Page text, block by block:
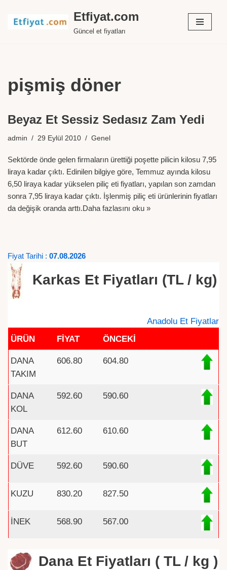
İçeriğe
Etfiyat.com
Güncel et fiyatları
pişmiş döner
Beyaz Et Sessiz Sedasız Zam Yedi
admin 29 Eylül 2010 Genel
Sektörde önde gelen firmaların ürettiği poşette pilicin kilosu 7,95
liraya kadar çıktı. Edinilen bilgiye göre, Temmuz ayında kilosu
6,50 liraya kadar yükselen piliç eti fiyatları, yapılan son zamdan
sonra 7,95 liraya kadar çıktı. İşlenmiş piliç eti ürünlerinin fiyatları
da değişik oranda arttı.Daha fazlasını oku »
Fiyat Tarihi : 07.08.2026
Karkas Et Fiyatları (TL / kg)
Anadolu Et Fiyatlar
ÜRÜN
FİYAT ÖNCEKİ
DANA
TAKIM
606.80 604.80
DANA
KOL
592.60 590.60
DANA
BUT
612.60 610.60
DÜVE 592.60 590.60
KUZU 830.20 827.50
İNEK 568.90 567.00
Dana Et Fiyatları ( TL / kg )